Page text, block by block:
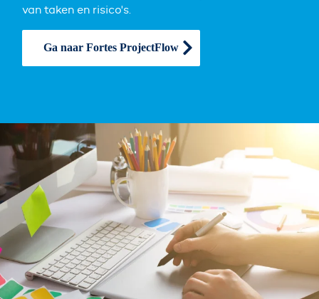
van taken en risico's.
Ga naar Fortes ProjectFlow